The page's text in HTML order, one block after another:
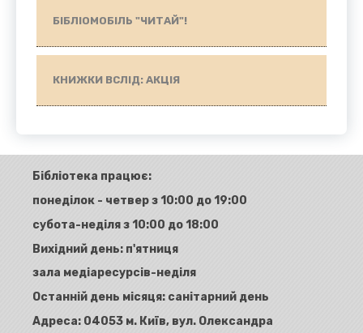
БІБЛІОМОБІЛЬ "ЧИТАЙ"!
КНИЖКИ ВСЛІД: АКЦІЯ
Бібліотека працює:
понеділок - четвер з 10:00 до 19:00
субота-неділя з 10:00 до 18:00
Вихідний день: п'ятниця
зала медіаресурсів-неділя
Останній день місяця: санітарний день
Адреса: 04053 м. Київ, вул. Олександра